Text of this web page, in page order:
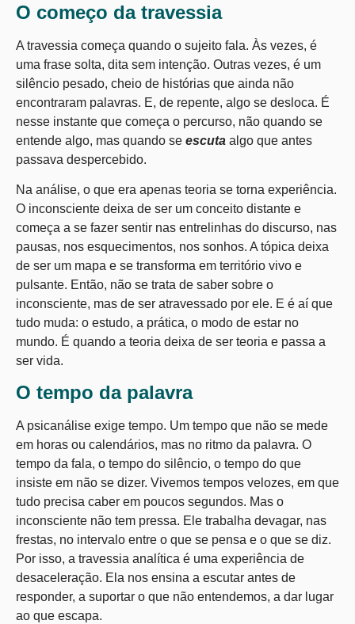
O começo da travessia
A travessia começa quando o sujeito fala. Às vezes, é
uma frase solta, dita sem intenção. Outras vezes, é um
silêncio pesado, cheio de histórias que ainda não
encontraram palavras. E, de repente, algo se desloca. É
nesse instante que começa o percurso, não quando se
entende algo, mas quando se escuta algo que antes
passava despercebido.
Na análise, o que era apenas teoria se torna experiência.
O inconsciente deixa de ser um conceito distante e
começa a se fazer sentir nas entrelinhas do discurso, nas
pausas, nos esquecimentos, nos sonhos. A tópica deixa
de ser um mapa e se transforma em território vivo e
pulsante. Então, não se trata de saber sobre o
inconsciente, mas de ser atravessado por ele. E é aí que
tudo muda: o estudo, a prática, o modo de estar no
mundo. É quando a teoria deixa de ser teoria e passa a
ser vida.
O tempo da palavra
A psicanálise exige tempo. Um tempo que não se mede
em horas ou calendários, mas no ritmo da palavra. O
tempo da fala, o tempo do silêncio, o tempo do que
insiste em não se dizer. Vivemos tempos velozes, em que
tudo precisa caber em poucos segundos. Mas o
inconsciente não tem pressa. Ele trabalha devagar, nas
frestas, no intervalo entre o que se pensa e o que se diz.
Por isso, a travessia analítica é uma experiência de
desaceleração. Ela nos ensina a escutar antes de
responder, a suportar o que não entendemos, a dar lugar
ao que escapa.